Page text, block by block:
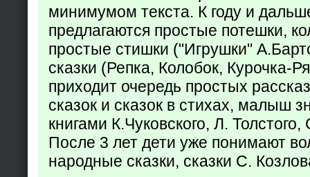
минимумом текста. К году и
предлагаются простые потешки,
простые стишки ("Игрушки"
сказки (Репка, Колобок, Курочка-
приходит очередь простых
сказок и сказок в стихах, малыш
книгами К.Чуковского, Л.
После 3 лет дети уже понимают
народные сказки, сказки С.